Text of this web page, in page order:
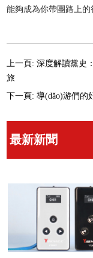
能夠成為你帶團路上的
上一頁:深度解讀黨史
旅
下一頁:導(dǎo)游們的
最新新聞